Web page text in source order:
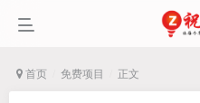
首页 免费项目 正文